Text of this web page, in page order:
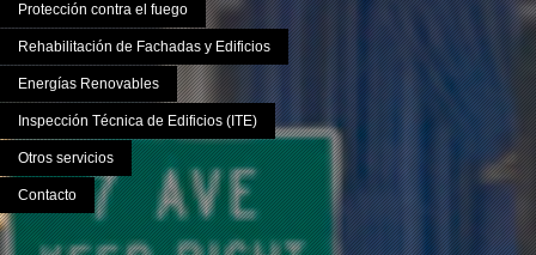
Protección contra el fuego
Rehabilitación de Fachadas y Edificios
Energías Renovables
Inspección Técnica de Edificios (ITE)
Otros servicios
Contacto